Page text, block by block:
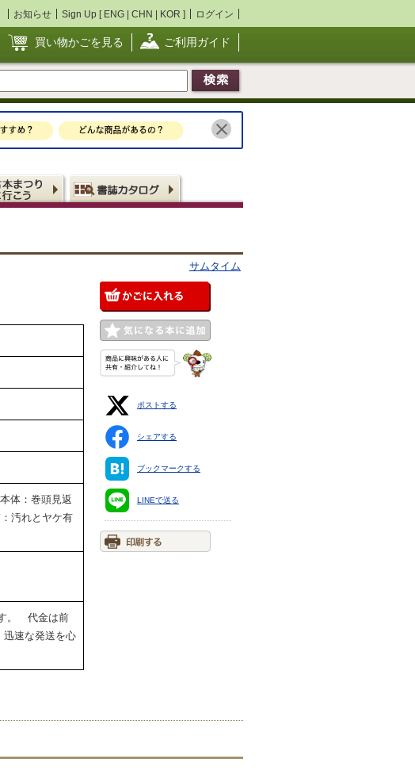
お知らせ Sign Up [ ENG | CHN | KOR ] ログイン
買い物かごを見る ご利用ガイド
サムタイム
体：巻頭見返
汚れとヤケ有
。 代金は前
迅速な発送を心
ポストする
シェアする
ブックマークする
LINEで送る